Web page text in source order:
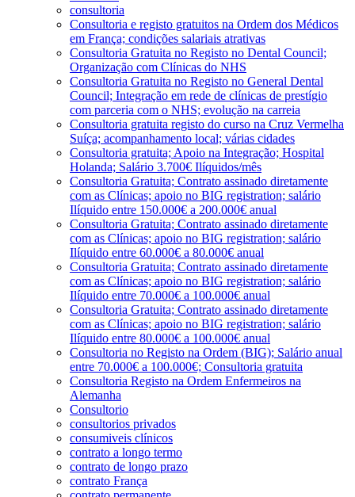
consultoria
Consultoria e registo gratuitos na Ordem dos Médicos
em França; condições salariais atrativas
Consultoria Gratuita no Registo no Dental Council;
Organização com Clínicas do NHS
Consultoria Gratuita no Registo no General Dental
Council; Integração em rede de clínicas de prestígio
com parceria com o NHS; evolução na carreia
Consultoria gratuita registo do curso na Cruz Vermelha
Suíça; acompanhamento local; várias cidades
Consultoria gratuita; Apoio na Integração; Hospital
Holanda; Salário 3.700€ Ilíquidos/mês
Consultoria Gratuita; Contrato assinado diretamente
com as Clínicas; apoio no BIG registration; salário
Ilíquido entre 150.000€ a 200.000€ anual
Consultoria Gratuita; Contrato assinado diretamente
com as Clínicas; apoio no BIG registration; salário
Ilíquido entre 60.000€ a 80.000€ anual
Consultoria Gratuita; Contrato assinado diretamente
com as Clínicas; apoio no BIG registration; salário
Ilíquido entre 70.000€ a 100.000€ anual
Consultoria Gratuita; Contrato assinado diretamente
com as Clínicas; apoio no BIG registration; salário
Ilíquido entre 80.000€ a 100.000€ anual
Consultoria no Registo na Ordem (BIG); Salário anual
entre 70.000€ a 100.000€; Consultoria gratuita
Consultoria Registo na Ordem Enfermeiros na
Alemanha
Consultorio
consultorios privados
consumiveis clínicos
contrato a longo termo
contrato de longo prazo
contrato França